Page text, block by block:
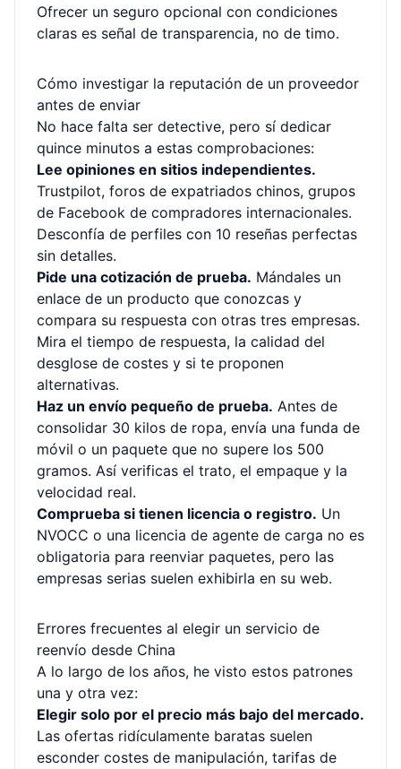
Ofrecer un seguro opcional con condiciones
claras es señal de transparencia, no de timo.
Cómo investigar la reputación de un proveedor
antes de enviar
No hace falta ser detective, pero sí dedicar
quince minutos a estas comprobaciones:
Lee opiniones en sitios independientes.
Trustpilot, foros de expatriados chinos, grupos
de Facebook de compradores internacionales.
Desconfía de perfiles con 10 reseñas perfectas
sin detalles.
Pide una cotización de prueba. Mándales un
enlace de un producto que conozcas y
compara su respuesta con otras tres empresas.
Mira el tiempo de respuesta, la calidad del
desglose de costes y si te proponen
alternativas.
Haz un envío pequeño de prueba. Antes de
consolidar 30 kilos de ropa, envía una funda de
móvil o un paquete que no supere los 500
gramos. Así verificas el trato, el empaque y la
velocidad real.
Comprueba si tienen licencia o registro. Un
NVOCC o una licencia de agente de carga no es
obligatoria para reenviar paquetes, pero las
empresas serias suelen exhibirla en su web.
Errores frecuentes al elegir un servicio de
reenvío desde China
A lo largo de los años, he visto estos patrones
una y otra vez:
Elegir solo por el precio más bajo del mercado.
Las ofertas ridículamente baratas suelen
esconder costes de manipulación, tarifas de